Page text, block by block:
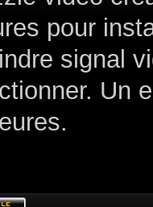
pour
signal
Un